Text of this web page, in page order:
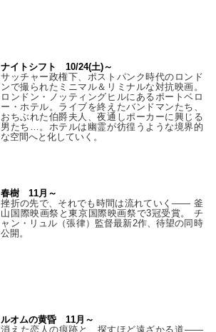
ナイトシフト 10/24(土)～
サッチャー政権下、ポストパンク時代のロンド
ンで撮られたミニマル＆リミナルな対抗映画。
ロンドン・ノッティングヒルにあるポートベロ
ー・ホテル。ライブを終えたバンドマンたち、
おちぶれた伯爵夫人、夜通しポーカーに興じる
男たち…。ホテルは幽霊が彷徨うような境界的
な空間へと化していく。
春樹 11月～
挫折の先で、それでも時間は流れていく—— 釜
山国際映画祭と東京国際映画祭で3冠受賞。 チ
ャン・リュル（張律）監督最新2作、待望の同時
公開。
ルオムの黄昏 11月～
消えた恋人の痕跡と、探すほど遠ざかる道——